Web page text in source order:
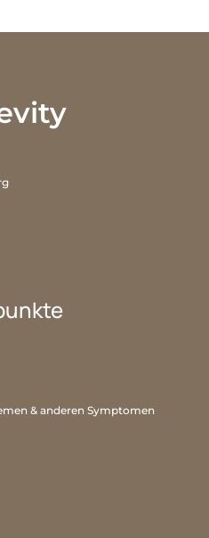
& anderen Symptomen